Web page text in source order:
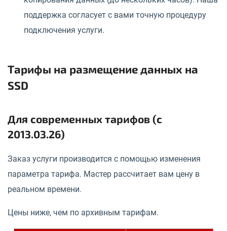
поддержка согласует с вами точную процедуру
подключения услуги.
Тарифы на размещение данных на
SSD
Для современных тарифов (с
2013.03.26)
Заказ услуги производится с помощью изменения
параметра тарифа. Мастер рассчитает вам цену в
реальном времени.
Цены ниже, чем по архивным тарифам.